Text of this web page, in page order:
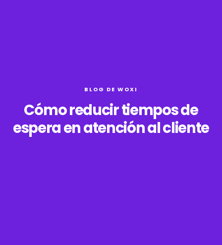
BLOG DE WOXI
Cómo reducir tiempos de
espera en atención al cliente